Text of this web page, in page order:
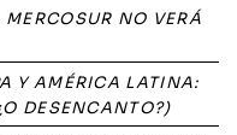
NO VERÁ
Y AMÉRICA LATINA:
DESENCANTO?)